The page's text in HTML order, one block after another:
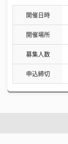
開催日時
開催場所
募集人数
申込締切